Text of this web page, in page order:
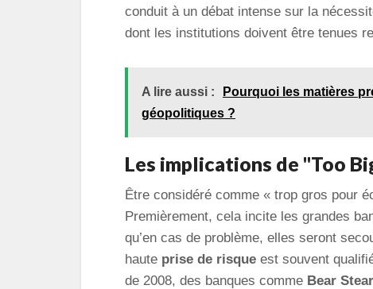
conduit à un débat intense sur la
dont les institutions doivent être tenues
A lire aussi :
Pourquoi les matières
géopolitiques ?
Les implications de "Too
Être considéré comme « trop gros pour
Premièrement, cela incite les grandes
qu’en cas de problème, elles seront
haute prise de risque est souvent
de 2008, des banques comme Bear